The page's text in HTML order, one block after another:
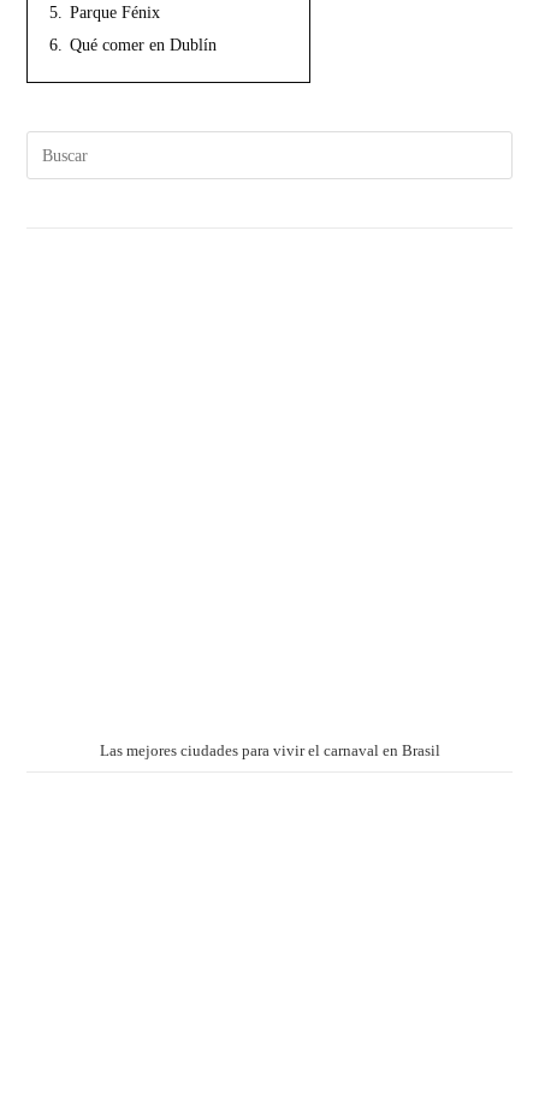
5.
Parque Fénix
6.
Qué comer en Dublín
Las mejores ciudades para vivir el carnaval en Brasil